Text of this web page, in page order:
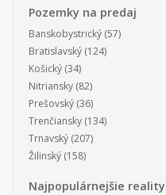
Pozemky na predaj
Banskobystrický (57)
Bratislavský (124)
Košický (34)
Nitriansky (82)
Prešovský (36)
Trenčiansky (134)
Trnavský (207)
Žilinský (158)
Najpopulárnejšie reality